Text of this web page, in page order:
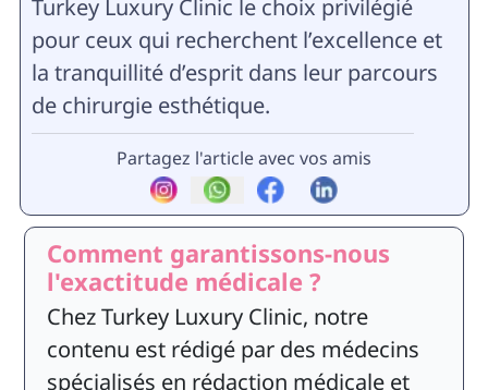
Turkey Luxury Clinic le choix privilégié
pour ceux qui recherchent l’excellence et
la tranquillité d’esprit dans leur parcours
de chirurgie esthétique.
Partagez l'article avec vos amis
Comment garantissons-nous
l'exactitude médicale ?
Chez Turkey Luxury Clinic, notre
contenu est rédigé par des médecins
spécialisés en rédaction médicale et